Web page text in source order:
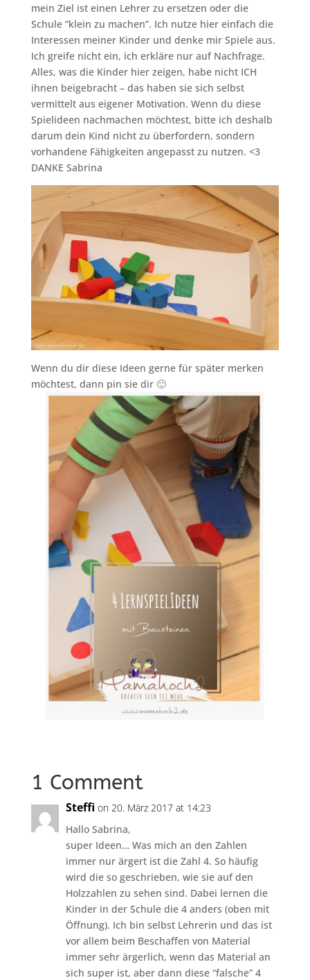
mein Ziel ist einen Lehrer zu ersetzen oder die
Schule “klein zu machen”. Ich nutze hier einfach die
Interessen meiner Kinder und denke mir Spiele aus.
Ich greife nicht ein, ich erkläre nur auf Nachfrage.
Alles, was die Kinder hier zeigen, habe nicht ICH
ihnen beigebracht – das haben sie sich selbst
vermittelt aus eigener Motivation. Wenn du diese
Spielideen nachmachen möchtest, bitte ich deshalb
darum dein Kind nicht zu überfordern, sondern
vorhandene Fähigkeiten angepasst zu nutzen. <3
DANKE Sabrina
Wenn du dir diese Ideen gerne für später merken
möchtest, dann pin sie dir 🙂
1 Comment
Steffi on 20. März 2017 at 14:23
Hallo Sabrina,
super Ideen… Was mich an den Zahlen
immer nur ärgert ist die Zahl 4. So häufig
wird die so geschrieben, wie sie auf den
Holzzahlen zu sehen sind. Dabei lernen die
Kinder in der Schule die 4 anders (oben mit
Öffnung). Ich bin selbst Lehrerin und das ist
vor allem beim Beschaffen von Material
immer sehr ärgerlich, wenn das Material an
sich super ist, aber dann diese “falsche” 4